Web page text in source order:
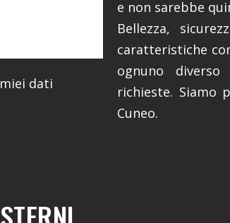
dati
e non sarebbe
Bellezza,
caratteristiche
ognuno
richieste. Siamo
Cuneo.